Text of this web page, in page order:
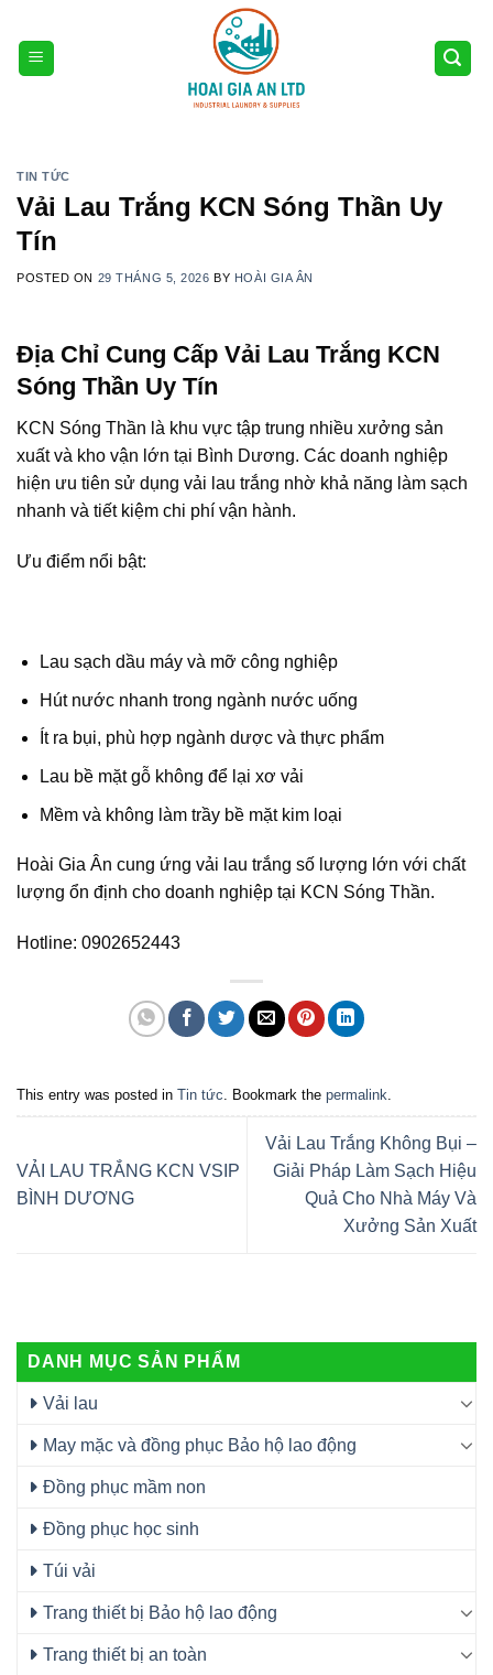
content
TIN TỨC
Vải Lau Trắng KCN Sóng Thần Uy
Tín
POSTED ON 29 THÁNG 5, 2026 BY HOÀI GIA ÂN
Địa Chỉ Cung Cấp Vải Lau Trắng KCN
Sóng Thần Uy Tín
KCN Sóng Thần là khu vực tập trung nhiều xưởng sản
xuất và kho vận lớn tại Bình Dương. Các doanh nghiệp
hiện ưu tiên sử dụng vải lau trắng nhờ khả năng làm sạch
nhanh và tiết kiệm chi phí vận hành.
Ưu điểm nổi bật:
Lau sạch dầu máy và mỡ công nghiệp
Hút nước nhanh trong ngành nước uống
Ít ra bụi, phù hợp ngành dược và thực phẩm
Lau bề mặt gỗ không để lại xơ vải
Mềm và không làm trầy bề mặt kim loại
Hoài Gia Ân cung ứng vải lau trắng số lượng lớn với chất
lượng ổn định cho doanh nghiệp tại KCN Sóng Thần.
Hotline: 0902652443
This entry was posted in Tin tức. Bookmark the permalink.
VẢI LAU TRẮNG KCN VSIP
BÌNH DƯƠNG
Vải Lau Trắng Không Bụi –
Giải Pháp Làm Sạch Hiệu
Quả Cho Nhà Máy Và
Xưởng Sản Xuất
DANH MỤC SẢN PHẨM
Vải lau
May mặc và đồng phục Bảo hộ lao động
Đồng phục mầm non
Đồng phục học sinh
Túi vải
Trang thiết bị Bảo hộ lao động
Trang thiết bị an toàn